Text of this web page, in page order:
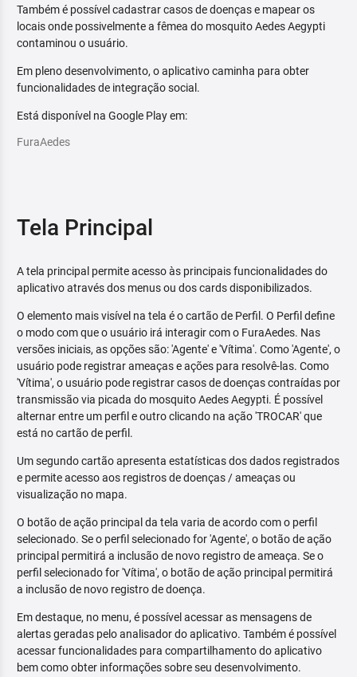
Também é possível cadastrar casos de doenças e mapear os
locais onde possivelmente a fêmea do mosquito Aedes Aegypti
contaminou o usuário.
Em pleno desenvolvimento, o aplicativo caminha para obter
funcionalidades de integração social.
Está disponível na Google Play em:
FuraAedes
Tela Principal
A tela principal permite acesso às principais funcionalidades do
aplicativo através dos menus ou dos cards disponibilizados.
O elemento mais visível na tela é o cartão de Perfil. O Perfil define
o modo com que o usuário irá interagir com o FuraAedes. Nas
versões iniciais, as opções são: 'Agente' e 'Vítima'. Como 'Agente', o
usuário pode registrar ameaças e ações para resolvê-las. Como
'Vítima', o usuário pode registrar casos de doenças contraídas por
transmissão via picada do mosquito Aedes Aegypti. É possível
alternar entre um perfil e outro clicando na ação 'TROCAR' que
está no cartão de perfil.
Um segundo cartão apresenta estatísticas dos dados registrados
e permite acesso aos registros de doenças / ameaças ou
visualização no mapa.
O botão de ação principal da tela varia de acordo com o perfil
selecionado. Se o perfil selecionado for 'Agente', o botão de ação
principal permitirá a inclusão de novo registro de ameaça. Se o
perfil selecionado for 'Vítima', o botão de ação principal permitirá
a inclusão de novo registro de doença.
Em destaque, no menu, é possível acessar as mensagens de
alertas geradas pelo analisador do aplicativo. Também é possível
acessar funcionalidades para compartilhamento do aplicativo
bem como obter informações sobre seu desenvolvimento.